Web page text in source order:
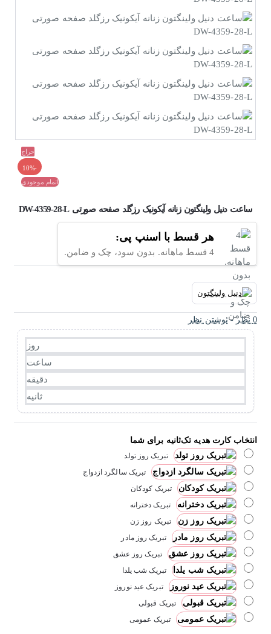
حراج
-10%
اتمام موجودی
ساعت دنیل ولینگتون زنانه آیکونیک رزگلد صفحه صورتی DW-4359-28-L
هر قسط با اسنپ پی:
4 قسط ماهانه. بدون سود، چک و ضامن.
0 نظر - نوشتن نظر
روز
ساعت
دقیقه
ثانیه
انتخاب کارت هدیه تک‌ثانیه برای شما
تبریک روز تولد
تبریک سالگرد ازدواج
تبریک کودکان
تبریک دخترانه
تبریک روز زن
تبریک روز مادر
تبریک روز عشق
تبریک شب یلدا
تبریک عید نوروز
تبریک قبولی
تبریک عمومی